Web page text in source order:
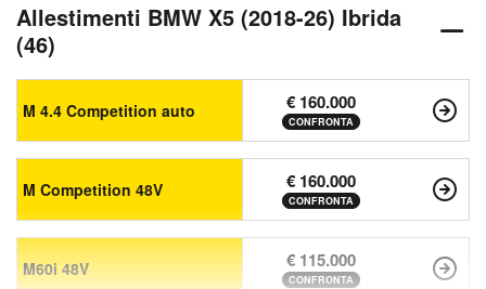
Allestimenti BMW X5 (2018-26) Ibrida
(46)
M 4.4 Competition auto € 160.000
CONFRONTA
M Competition 48V € 160.000
CONFRONTA
M60i 48V € 115.000
CONFRONTA